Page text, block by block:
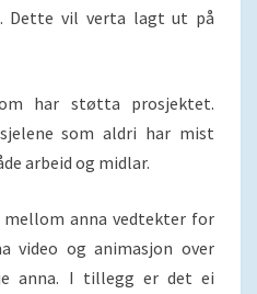
Dette vil verta lagt ut på
har støtta prosjektet.
som aldri har mist
arbeid og midlar.
mellom anna vedtekter for
video og animasjon over
anna. I tillegg er det ei